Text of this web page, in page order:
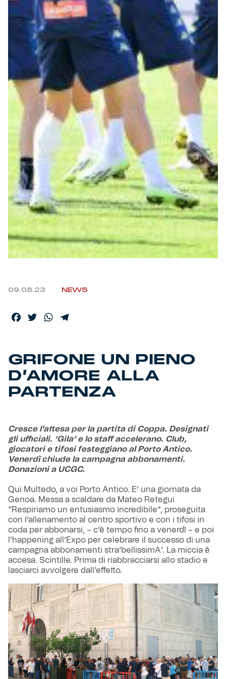
Robe di Kappa x Genoa
Vintage Collection
Red&Blue Voices
Kids
Party
Outlet
Caffè Boasi x Genoa
Helan x Genoa
09.08.23 NEWS
Facebook
TwitterWhatsApp
GRIFONE UN PIENO
D’AMORE ALLA
PARTENZA
Cresce l’attesa per la partita di Coppa. Designati
gli ufficiali. ‘Gila’ e lo staff accelerano. Club,
giocatori e tifosi festeggiano al Porto Antico.
Venerdì chiude la campagna abbonamenti.
Donazioni a UCGC.
Qui Multedo, a voi Porto Antico. E’ una giornata da
Genoa. Messa a scaldare da Mateo Retegui
“Respiriamo un entusiasmo incredibile”, proseguita
con l’allenamento al centro sportivo e con i tifosi in
coda per abbonarsi, – c’è tempo fino a venerdì – e poi
l’happening all’Expo per celebrare il successo di una
campagna abbonamenti stra’bellissimA’. La miccia è
accesa. Scintille. Prima di riabbracciarsi allo stadio e
lasciarci avvolgere dall’effetto.